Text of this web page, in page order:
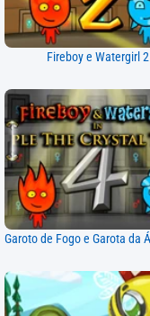
Fireboy e Watergirl 2